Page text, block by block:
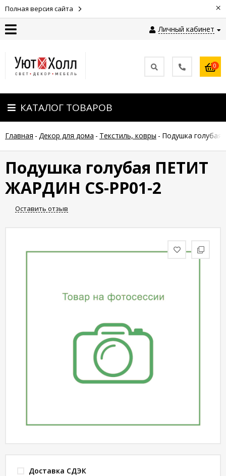
Полная версия сайта ×
Личный кабинет
Оплата
Доставка
Гарантия
возврат
Новости
конфиденциальности
0
КАТАЛОГ ТОВАРОВ
Главная - Декор для дома - Текстиль, ковры - Подушка
Подушка голубая ПЕТИТ
ЖАРДИН CS-PP01-2
Оставить отзыв
Доставка СДЭК